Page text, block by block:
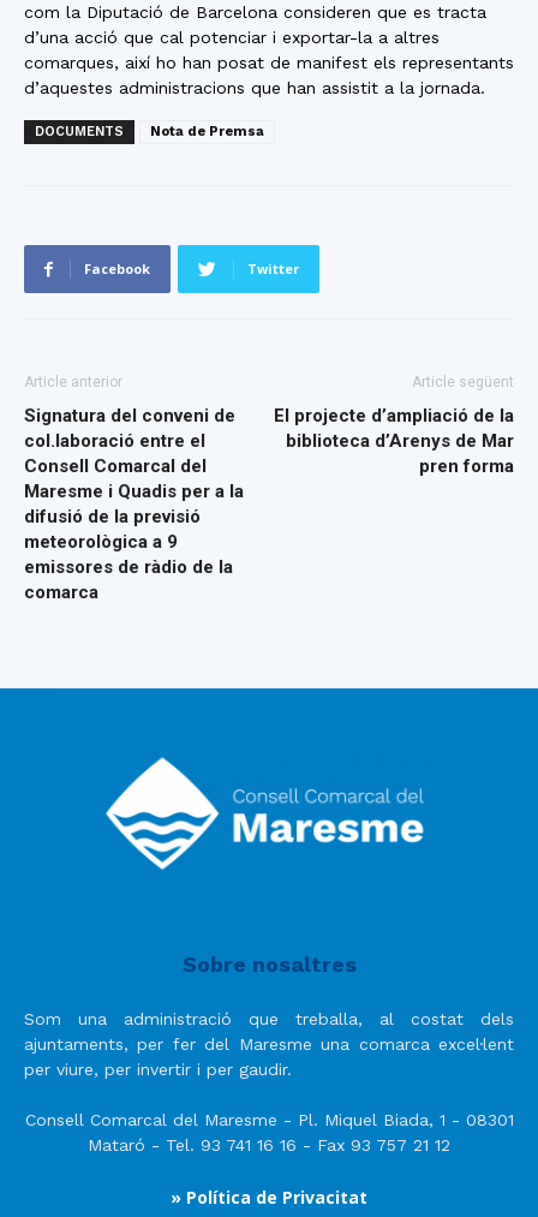
com la Diputació de Barcelona consideren que es tracta
d’una acció que cal potenciar i exportar-la a altres
comarques, així ho han posat de manifest els representants
d’aquestes administracions que han assistit a la jornada.
DOCUMENTS Nota de Premsa
Facebook Twitter
Article anterior
Signatura del conveni de
col.laboració entre el
Consell Comarcal del
Maresme i Quadis per a la
difusió de la previsió
meteorològica a 9
emissores de ràdio de la
comarca
Article següent
El projecte d’ampliació de la
biblioteca d’Arenys de Mar
pren forma
Sobre nosaltres
Som una administració que treballa, al costat dels
ajuntaments, per fer del Maresme una comarca excel·lent
per viure, per invertir i per gaudir.
Consell Comarcal del Maresme - Pl. Miquel Biada, 1 - 08301
Mataró - Tel. 93 741 16 16 - Fax 93 757 21 12
» Política de Privacitat